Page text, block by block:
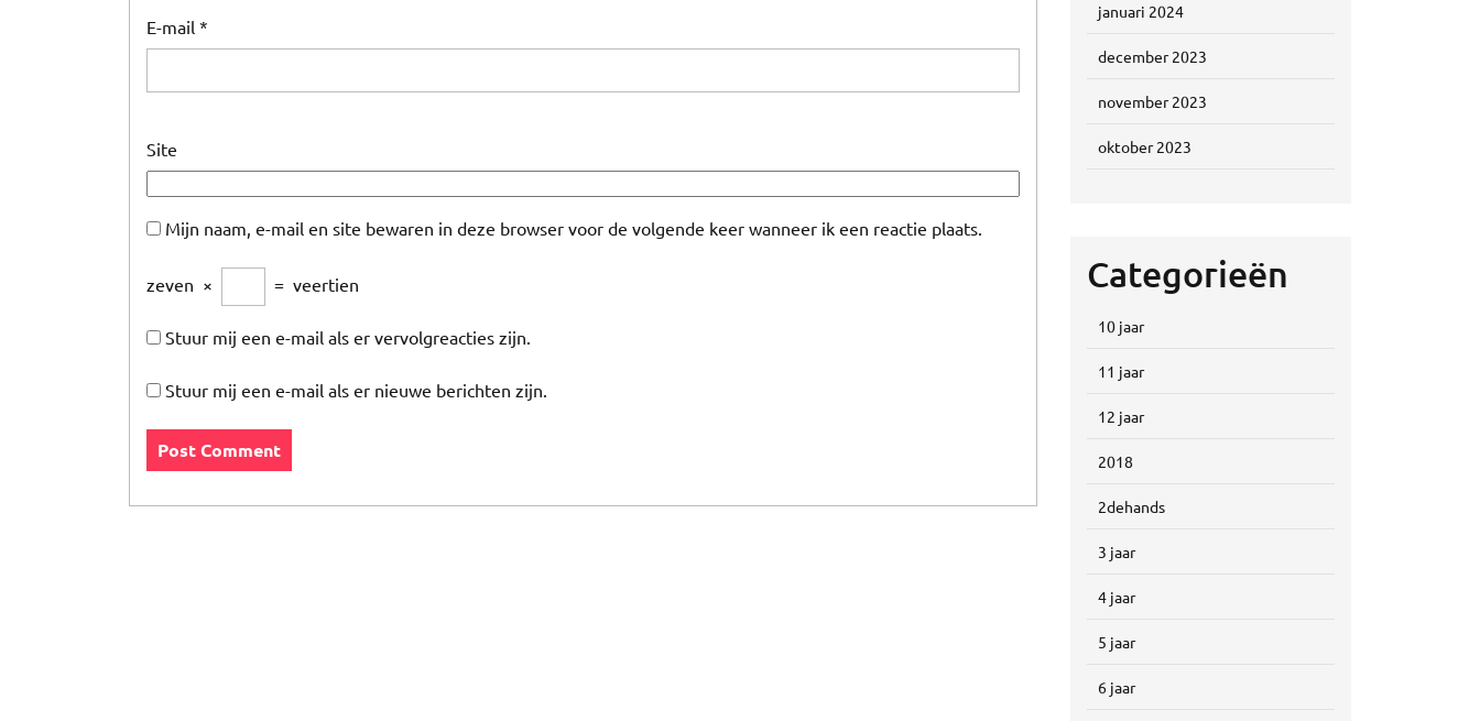
E-mail *
Site
Mijn naam, e-mail en site bewaren in deze browser voor de volgende keer wanneer ik een reactie plaats.
zeven × = veertien
Stuur mij een e-mail als er vervolgreacties zijn.
Stuur mij een e-mail als er nieuwe berichten zijn.
januari 2024
december 2023
november 2023
oktober 2023
Categorieën
10 jaar
11 jaar
12 jaar
2018
2dehands
3 jaar
4 jaar
5 jaar
6 jaar